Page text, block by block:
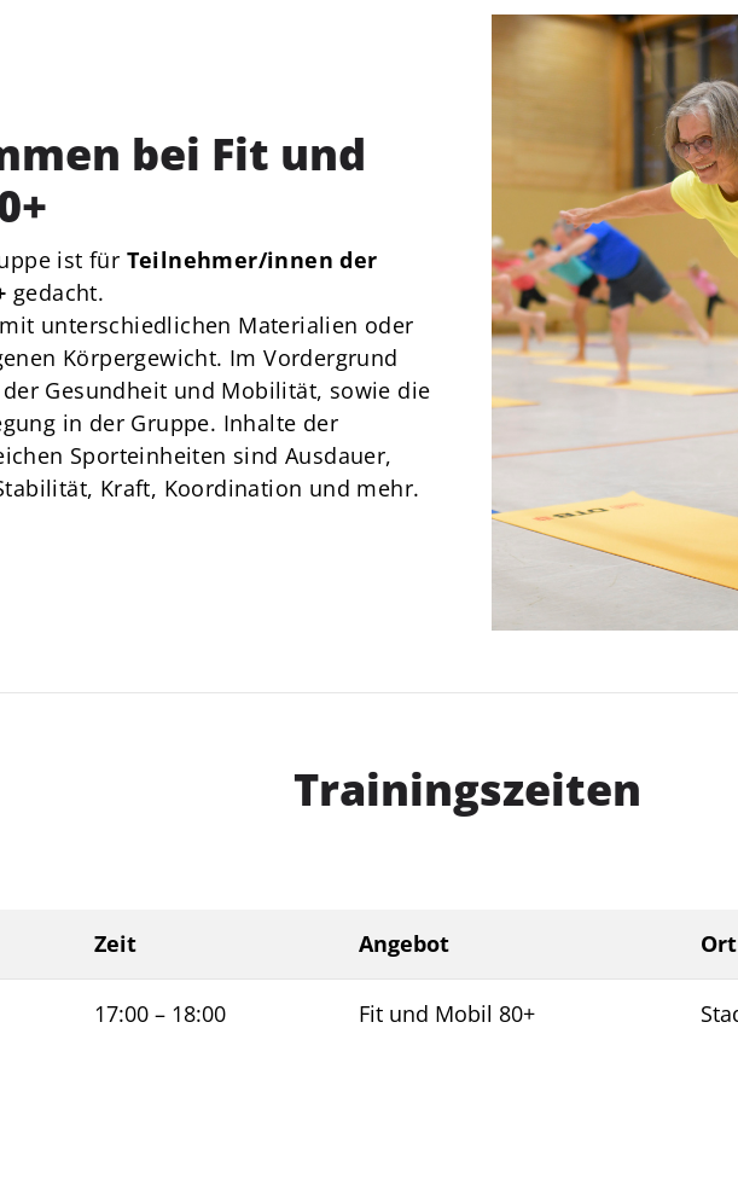
bei Fit und
ist für Teilnehmer/innen der
gedacht.
unterschiedlichen Materialien oder
Körpergewicht. Im Vordergrund
Gesundheit und Mobilität, sowie die
in der Gruppe. Inhalte der
Sporteinheiten sind Ausdauer,
Kraft, Koordination und mehr.
Trainingszeiten
Zeit Angebot
Ort
17:00 – 18:00 Fit und Mobil 80+
tv.de
Über Uns